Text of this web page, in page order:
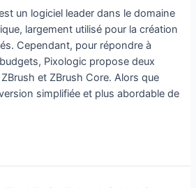
un logiciel leader dans le domaine
largement utilisé pour la création
Cependant, pour répondre à
Pixologic propose deux
et ZBrush Core. Alors que
simplifiée et plus abordable de